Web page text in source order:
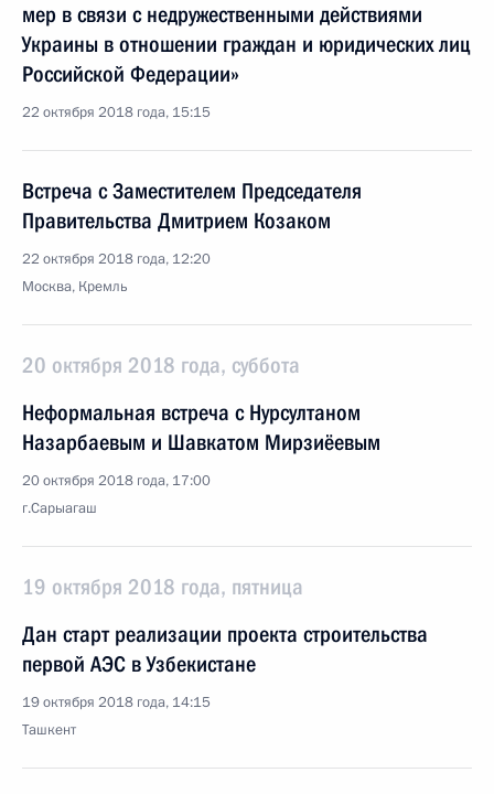
мер в связи с недружественными действиями
Украины в отношении граждан и юридических лиц
Российской Федерации»
22 октября 2018 года, 15:15
Встреча с Заместителем Председателя
Правительства Дмитрием Козаком
22 октября 2018 года, 12:20
Москва, Кремль
20 октября 2018 года, суббота
Неформальная встреча с Нурсултаном
Назарбаевым и Шавкатом Мирзиёевым
20 октября 2018 года, 17:00
г.Сарыагаш
19 октября 2018 года, пятница
Дан старт реализации проекта строительства
первой АЭС в Узбекистане
19 октября 2018 года, 14:15
Ташкент